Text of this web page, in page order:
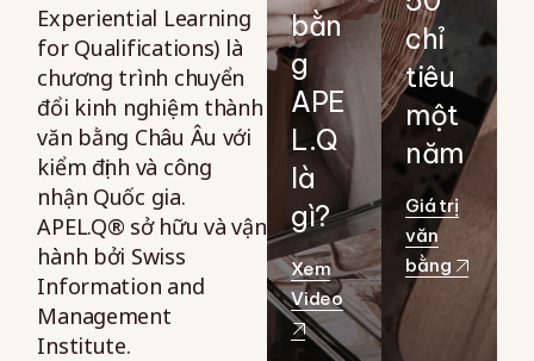
Experiential Learning
for Qualifications) là
chương trình chuyển
đổi kinh nghiệm thành
văn bằng Châu Âu với
kiểm định và công
nhận Quốc gia.
APEL.Q® sở hữu và vận
hành bởi Swiss
Information and
Management
Institute.
bằn
g
APE
L.Q
là
gì?
Xem
Video
chỉ
tiêu
một
năm
Giá trị
văn
bằng